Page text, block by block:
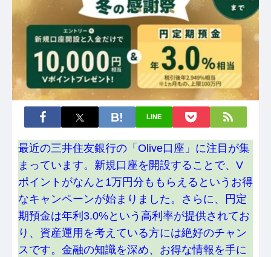
LINE
最近の三井住友銀行の「Olive口座」に注目が集
まっています。新規口座を開設することで、V
ポイントがなんと1万円分ももらえるというお得
なキャンペーンが始まりました。さらに、円定
期預金は年利3.0%という高利率が提供されてお
り、資産運用を考えている方には絶好のチャン
スです。金融の知識を深め、お得な情報を手に